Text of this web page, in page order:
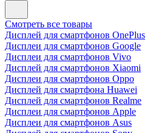
Смотреть все товары
Дисплей для смартфонов OnePlus
Дисплеи для смартфонов Google
Дисплеи для смартфонов Vivo
Дисплей для смартфонов Xiaomi
Дисплеи для смартфонов Oppo
Дисплей для смартфона Huawei
Дисплей для смартфонов Realme
Дисплеи для смартфонов Apple
Дисплеи для смартфонов Asus